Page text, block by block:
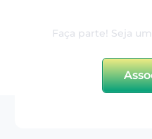
Faça parte! Seja